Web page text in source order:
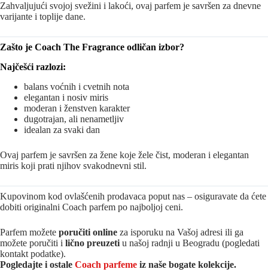
Zahvaljujući svojoj svežini i lakoći, ovaj parfem je savršen za dnevne
varijante i toplije dane.
Zašto je Coach The Fragrance odličan izbor?
Najčešći razlozi:
balans voćnih i cvetnih nota
elegantan i nosiv miris
moderan i ženstven karakter
dugotrajan, ali nenametljiv
idealan za svaki dan
Ovaj parfem je savršen za žene koje žele čist, moderan i elegantan
miris koji prati njihov svakodnevni stil.
Kupovinom kod ovlašćenih prodavaca poput nas – osiguravate da ćete
dobiti originalni Coach parfem po najboljoj ceni.
Parfem možete poručiti online za isporuku na Vašoj adresi ili ga
možete poručiti i lično preuzeti u našoj radnji u Beogradu (pogledati
kontakt podatke).
Pogledajte i ostale Coach parfeme iz naše bogate kolekcije.